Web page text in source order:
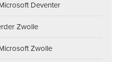
Deventer
Zwolle
Zwolle